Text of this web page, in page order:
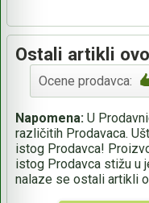
Ostali artikli
Ocene prodavca:
Napomena: U
različitih Prodavaca.
istog Prodavca!
istog Prodavca stižu u
nalaze se ostali artikli